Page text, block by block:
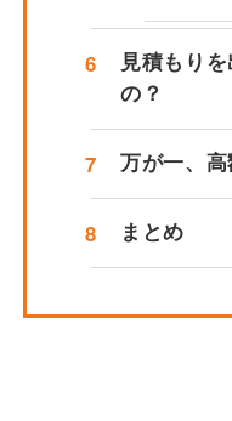
6
見積もり
の？
7 万が一、
8 まとめ